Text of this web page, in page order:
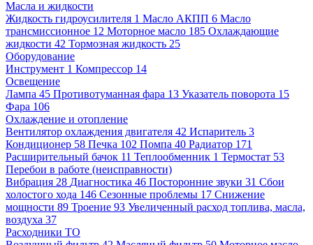
Масла и жидкости
Жидкость гидроусилителя 1 Масло АКПП 6 Масло
трансмиссионное 12 Моторное масло 185 Охлаждающие
жидкости 42 Тормозная жидкость 25
Оборудование
Инструмент 1 Компрессор 14
Освещение
Лампа 45 Противотуманная фара 13 Указатель поворота 15
Фара 106
Охлаждение и отопление
Вентилятор охлаждения двигателя 42 Испаритель 3
Кондиционер 58 Печка 102 Помпа 40 Радиатор 171
Расширительный бачок 11 Теплообменник 1 Термостат 53
Перебои в работе (неисправности)
Вибрация 28 Диагностика 46 Посторонние звуки 31 Сбои
холостого хода 146 Сезонные проблемы 17 Снижение
мощности 89 Троение 93 Увеличенный расход топлива, масла,
воздуха 37
Расходники ТО